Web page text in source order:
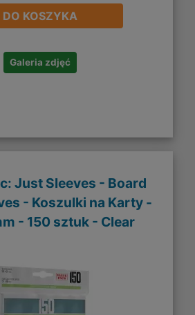
DO KOSZYKA
Galeria zdjęć
Just Sleeves - Board
- Koszulki na Karty -
- 150 sztuk - Clear